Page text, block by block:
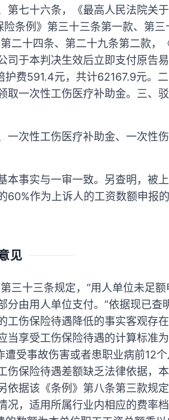
第七十六条，《最高人民法院关
条例》第三十三条第一款、第三
二十四条、第二十九条第二款，
司于本判决生效后立即支付原告
费591.4元，共计62167.9元。
一次性工伤医疗补助金。三、
次性工伤医疗补助金、一次性伤
事实与一审一致。另查明，被
作为上诉人的工资数额申报
见
三十三条规定，“用人单位未足
由用人单位支付。”依据现已查
伤保险待遇降低的事实客观存
享受工伤保险待遇的计算标准
受事故伤害或者患职业病前12
保险待遇差额缺乏法律依据，
据该《条例》第八条第三款规
，适用所属行业内相应的费率